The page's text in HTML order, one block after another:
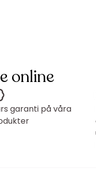
online
garanti på våra